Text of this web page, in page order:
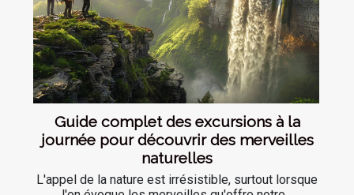
Guide complet des excursions à la
journée pour découvrir des merveilles
naturelles
L'appel de la nature est irrésistible, surtout lorsque